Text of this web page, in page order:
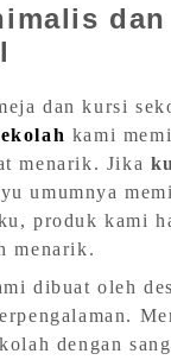
dan
dan kursi
kami
menarik. Jika
umumnya
produk kami
menarik.
dibuat oleh
dengan